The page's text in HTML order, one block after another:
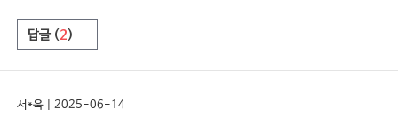
답글 (2)
서*욱 | 2025-06-14